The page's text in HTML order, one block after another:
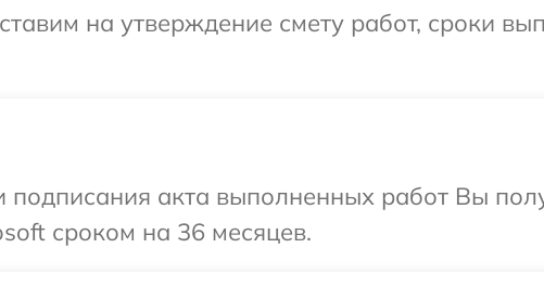
на утверждение смету работ, сроки
подписания акта выполненных работ Вы
сроком на 36 месяцев.